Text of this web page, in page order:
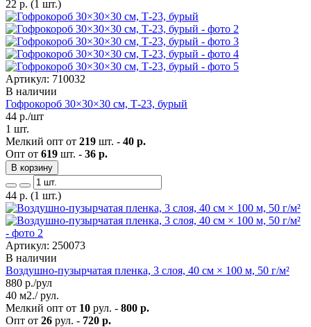
22 р. (1 шт.)
Артикул: 710032
В наличии
Гофрокороб 30×30×30 см, Т-23, бурый
44 р./шт
1 шт.
Мелкий опт от 219 шт. - 40 р.
Опт от 619 шт. - 36 р.
В корзину
44 р. (1 шт.)
Артикул: 250073
В наличии
Воздушно-пузырчатая пленка, 3 слоя, 40 см × 100 м, 50 г/м²
880 р./рул
40 м2./ рул.
Мелкий опт от 10 рул. - 800 р.
Опт от 26 рул. - 720 р.